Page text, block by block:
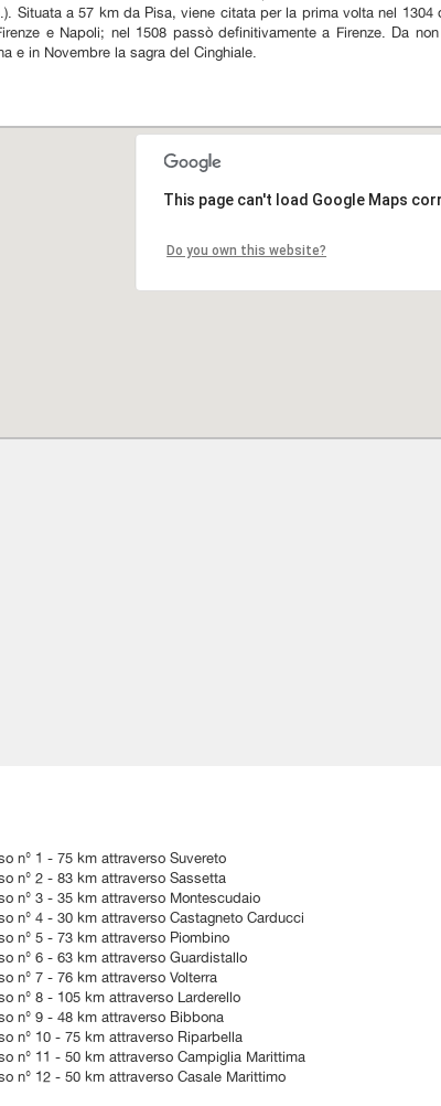
Situata a 57 km da Pisa, viene citata per la prima volta nel
e Napoli; nel 1508 passò definitivamente a Firenze. Da
e in Novembre la sagra del Cinghiale.
n° 1 - 75 km attraverso Suvereto
n° 2 - 83 km attraverso Sassetta
n° 3 - 35 km attraverso Montescudaio
n° 4 - 30 km attraverso Castagneto Carducci
n° 5 - 73 km attraverso Piombino
n° 6 - 63 km attraverso Guardistallo
n° 7 - 76 km attraverso Volterra
n° 8 - 105 km attraverso Larderello
n° 9 - 48 km attraverso Bibbona
n° 10 - 75 km attraverso Riparbella
n° 11 - 50 km attraverso Campiglia Marittima
n° 12 - 50 km attraverso Casale Marittimo